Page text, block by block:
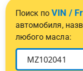
Поиск поVIN /
автомобиля,
любого масла: